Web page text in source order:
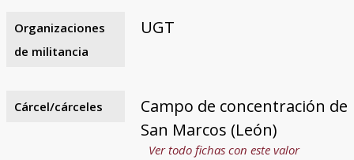
Organizaciones
de militancia
UGT
Cárcel/cárceles
Campo de concentración de
San Marcos (León)
Ver todo fichas con este valor